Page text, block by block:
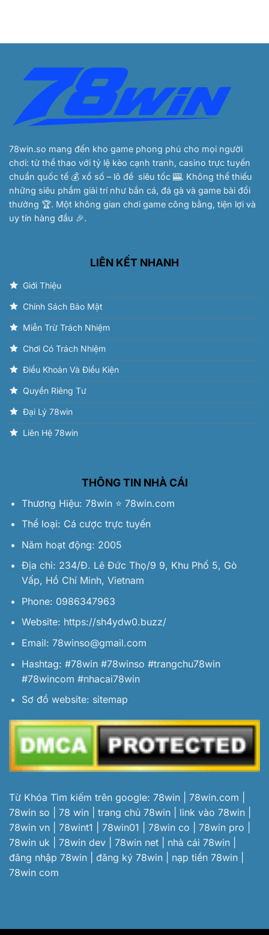
Nhất
Mã
Con
Trúng
Lớn
2025
78win.so mang đến kho game phong phú cho mọi người
chơi: từ thể thao với tỷ lệ kèo cạnh tranh, casino trực tuyến
chuẩn quốc tế 💰 xổ số – lô đề siêu tốc 🎰. Không thể thiếu
những siêu phẩm giải trí như bắn cá, đá gà và game bài đổi
thưởng 🏆. Một không gian chơi game công bằng, tiện lợi và
uy tín hàng đầu 🎉.
LIÊN KẾT NHANH
Giới Thiệu
Chính Sách Bảo Mật
Miễn Trừ Trách Nhiệm
Chơi Có Trách Nhiệm
Điều Khoản Và Điều Kiện
Quyền Riêng Tư
Đại Lý 78win
Liên Hệ 78win
THÔNG TIN NHÀ CÁI
Thương Hiệu: 78win⭐️ 78win.com
Thể loại: Cá cược trực tuyến
Năm hoạt động: 2005
Địa chỉ: 234/Đ. Lê Đức Thọ/9 9, Khu Phố 5, Gò
Vấp, Hồ Chí Minh, Vietnam
Phone: 0986347963
Website: https://sh4ydw0.buzz/
Email: 78winso@gmail.com
Hashtag: #78win #78winso #trangchu78win
#78wincom #nhacai78win
Sơ đồ website: sitemap
Từ Khóa Tìm kiếm trên google: 78win | 78win.com |
78win so | 78 win | trang chủ 78win | link vào 78win |
78win vn | 78wint1 | 78win01 | 78win co | 78win pro |
78win uk | 78win dev | 78win net | nhà cái 78win |
đăng nhập 78win | đăng ký 78win | nạp tiền 78win |
78win com